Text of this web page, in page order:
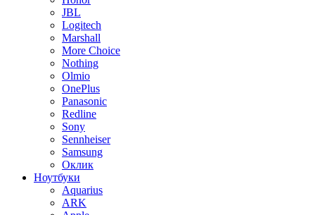
JBL
Logitech
Marshall
More Choice
Nothing
Olmio
OnePlus
Panasonic
Redline
Sony
Sennheiser
Samsung
Оклик
Ноутбуки
Aquarius
ARK